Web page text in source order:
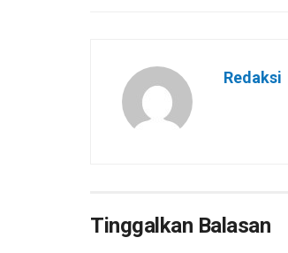
Redaksi
Tinggalkan Balasan